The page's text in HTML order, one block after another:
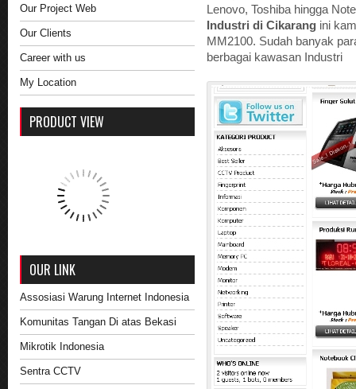
Lenovo, Toshiba hingga
Industri di Cikarang ini
MM2100. Sudah banyak
berbagai kawasan Industri
Our Project Web
Our Clients
Career with us
My Location
PRODUCT VIEW
OUR LINK
Assosiasi Warung Internet Indonesia
Komunitas Tangan Di atas Bekasi
Mikrotik Indonesia
Sentra CCTV